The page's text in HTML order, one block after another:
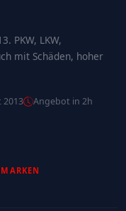
PKW, LKW,
mit Schäden, hoher
2013 Angebot in 2h